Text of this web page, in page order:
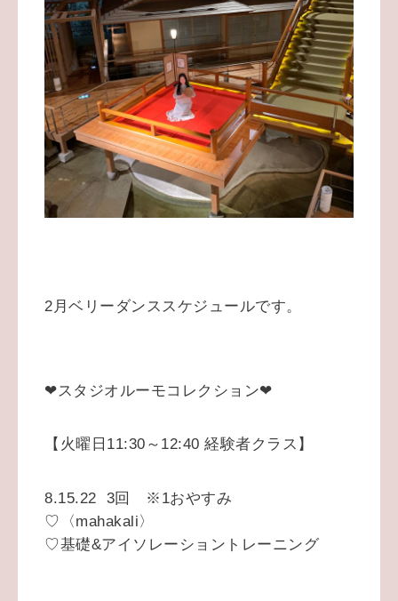
2月ベリーダンススケジュールです。
❤スタジオルーモコレクション❤
【火曜日11:30～12:40 経験者クラス】
8.15.22 3回 ※1おやすみ
♡〈mahakali〉
♡基礎&アイソレーショントレーニング